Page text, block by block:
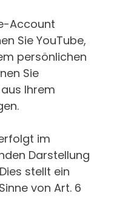
Account
Sie YouTube,
persönlichen
Sie
Ihrem
im
Darstellung
stellt ein
von Art. 6